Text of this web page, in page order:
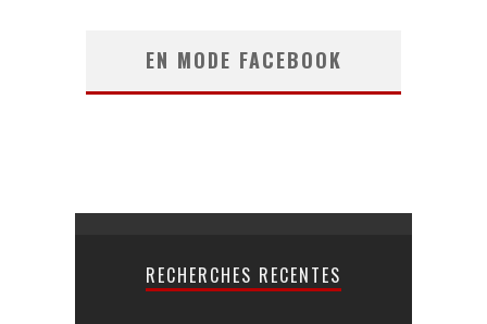
EN MODE FACEBOOK
RECHERCHES RECENTES